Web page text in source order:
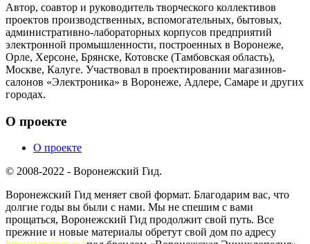
Автор, соавтор и руководитель творческого коллективов
проектов производственных, вспомогательных, бытовых,
административно-лабораторных корпусов предприятий
электронной промышленности, построенных в Воронеже,
Орле, Херсоне, Брянске, Котовске (Тамбовская область),
Москве, Калуге. Участвовал в проектировании магазинов-
салонов «Электроника» в Воронеже, Адлере, Самаре и других
городах.
О проекте
О проекте
© 2008-2022 - Воронежский Гид.
Воронежский Гид меняет свой формат. Благодарим вас, что
долгие годы вы были с нами. Мы не спешим с вами
прощаться, Воронежский Гид продолжит свой путь. Все
прежние и новые материалы обретут свой дом по адресу